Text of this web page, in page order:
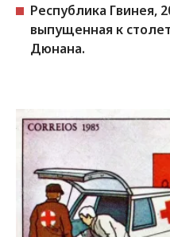
Республика Гвинея,
выпущенная к
Дюнана.